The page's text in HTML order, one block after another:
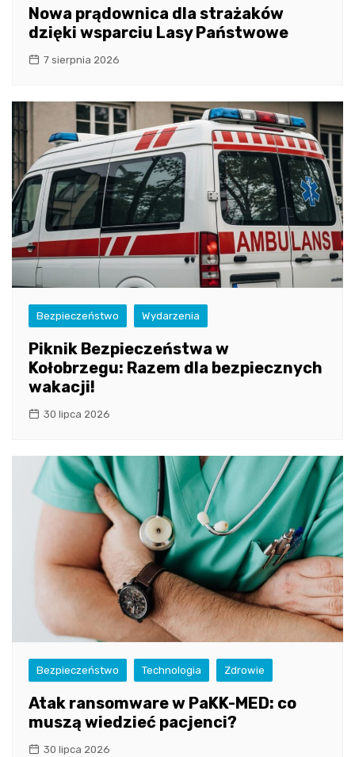
Nowa prądownica dla strażaków
dzięki wsparciu Lasy Państwowe
7 sierpnia 2026
Bezpieczeństwo Wydarzenia
Piknik Bezpieczeństwa w
Kołobrzegu: Razem dla bezpiecznych
wakacji!
30 lipca 2026
Bezpieczeństwo Technologia Zdrowie
Atak ransomware w PaKK-MED: co
muszą wiedzieć pacjenci?
30 lipca 2026